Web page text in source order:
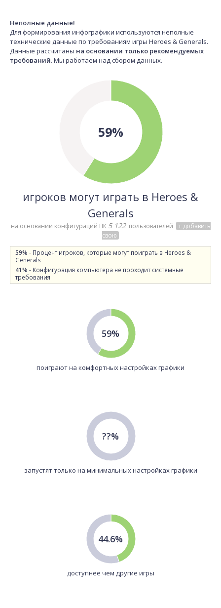
Неполные данные!
Для формирования инфографики используются неполные
технические данные по требованиям игры Heroes & Generals.
Данные рассчитаны на основании только рекомендуемых
требований. Мы работаем над сбором данных.
59%
игроков могут играть в Heroes &
Generals
на основании конфигураций ПК 5 122 пользователей
+ добавить
свою
59% - Процент игроков, которые могут поиграть в Heroes &
Generals
41% - Конфигурация компьютера не проходит системные
требования
59%
поиграют на комфортных настройках графики
??%
запустят только на минимальных настройках графики
44.6%
доступнее чем другие игры